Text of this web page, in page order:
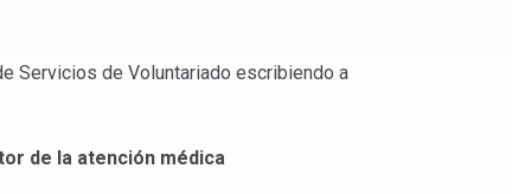
Servicios de Voluntariado escribiendo a
de la atención médica